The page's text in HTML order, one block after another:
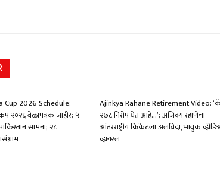
Cup 2026 Schedule:
२०२६ वेळापत्रक जाहीर; ५
सामना; २८
Ajinkya Rahane Retirement Video:
२७८ निरोप घेत आहे…’; अजिंक्य रहाणेचा
आंतरराष्ट्रीय क्रिकेटला अलविदा, भावुक
व्हायरल